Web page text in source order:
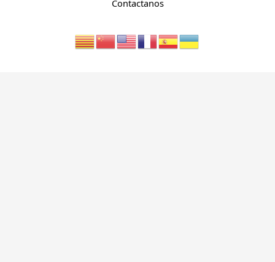
Contactanos